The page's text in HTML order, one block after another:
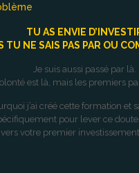
TU AS ENVIE
TU NE SAIS PAS PAR OU
Je suis aussi passé par là.
est là, mais les premiers
j’ai créé cette formation et
pour lever ce
vers votre premier investissement